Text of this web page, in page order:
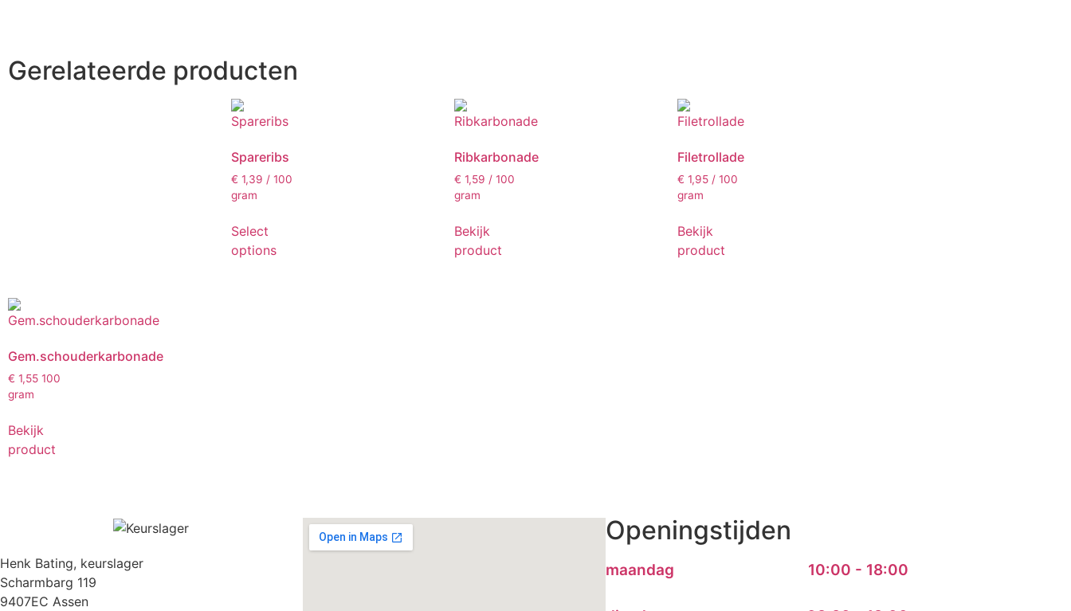
Gerelateerde producten
Spareribs
€ 1,39 / 100
gram
Select
options
Ribkarbonade
€ 1,59 / 100
gram
Bekijk
product
Filetrollade
€ 1,95 / 100
gram
Bekijk
product
Gem.schouderkarbonade
€ 1,55 100
gram
Bekijk
product
Henk Bating, keurslager
Scharmbarg 119
9407EC Assen
Openingstijden
maandag 10:00 - 18:00